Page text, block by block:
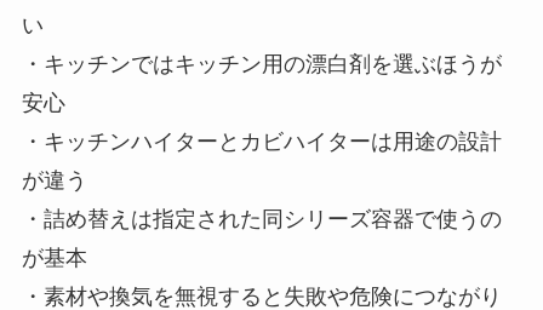
い
・キッチンではキッチン用の漂白剤を選ぶほうが
安心
・キッチンハイターとカビハイターは用途の設計
が違う
・詰め替えは指定された同シリーズ容器で使うの
が基本
・素材や換気を無視すると失敗や危険につながり